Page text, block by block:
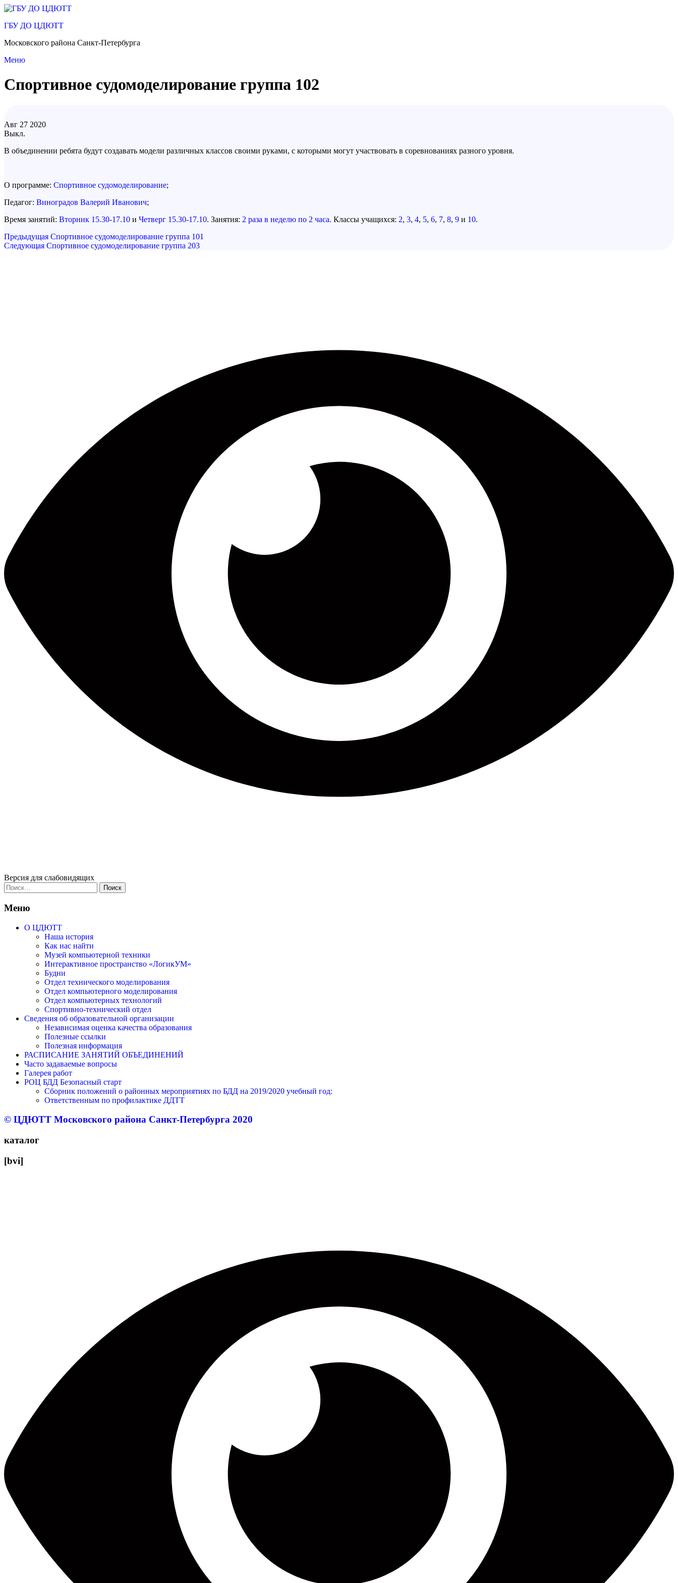
Перейти
содержимому
ГБУ ДО ЦДЮТТ
Московского района Санкт-Петербурга
Меню
Спортивное судомоделирование группа 102
Авг 27 2020
Выкл.
В объединении ребята будут создавать модели различных классов своими руками, с которыми могут участвовать в соревнованиях разного уровня.
О программе: Спортивное судомоделирование;
Педагог: Виноградов Валерий Иванович;
Время занятий: Вторник 15.30-17.10 и Четверг 15.30-17.10. Занятия: 2 раза в неделю по 2 часа. Классы учащихся: 2, 3, 4, 5, 6, 7, 8, 9 и 10.
Навигация
по
Предыдущая
запись
Предыдущая Спортивное судомоделирование группа 101
Следующая
Следующая Спортивное судомоделирование группа 203
Версия для слабовидящих
Найти:
Меню
О ЦДЮТТ
Наша история
Как нас найти
Музей компьютерной техники
Интерактивное пространство «ЛогикУМ»
Будни
Отдел технического моделирования
Отдел компьютерного моделирования
Отдел компьютерных технологий
Спортивно-технический отдел
Сведения об образовательной организации
Независимая оценка качества образования
Полезные ссылки
Полезная информация
РАСПИСАНИЕ ЗАНЯТИЙ ОБЪЕДИНЕНИЙ
Часто задаваемые вопросы
Галерея работ
РОЦ БДД Безопасный старт
Сборник положений о районных мероприятиях по БДД на 2019/2020 учебный год:
Ответственным по профилактике ДДТТ
© ЦДЮТТ Московского района Санкт-Петербурга 2020
каталог
[bvi]